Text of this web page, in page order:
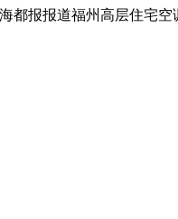
报报道福州高层住宅